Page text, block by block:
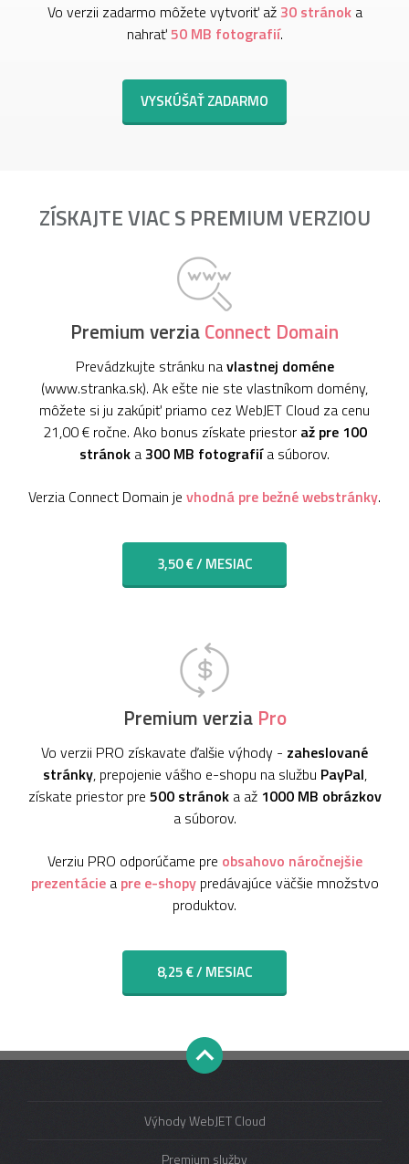
Vo verzii zadarmo môžete vytvoriť až 30 stránoka
nahrať50 MB fotografií.
VYSKÚŠAŤ ZADARMO
ZÍSKAJTE VIAC S PREMIUM VERZIOU
Premium verziaConnect Domain
Prevádzkujte stránku navlastnej doméne
(www.stranka.sk). Ak ešte nie ste vlastníkom domény,
môžete si ju zakúpiť priamo cez WebJET Cloud za cenu
21,00 € ročne. Ako bonus získate priestor až pre 100
stránok a300 MB fotografiía súborov.
Verzia Connect Domain je vhodná pre bežné webstránky.
3,50 € / MESIAC
Premium verzia Pro
Vo verzii PRO získavate ďalšie výhody - zaheslované
stránky, prepojenie vášho e-shopu na službu PayPal,
získate priestor pre 500 stránoka až 1000 MB obrázkov
a súborov.
Verziu PRO odporúčame pre obsahovo náročnejšie
prezentáciea pre e-shopypredávajúce väčšie množstvo
produktov.
8,25 € / MESIAC
Výhody WebJET Cloud
Premium služby